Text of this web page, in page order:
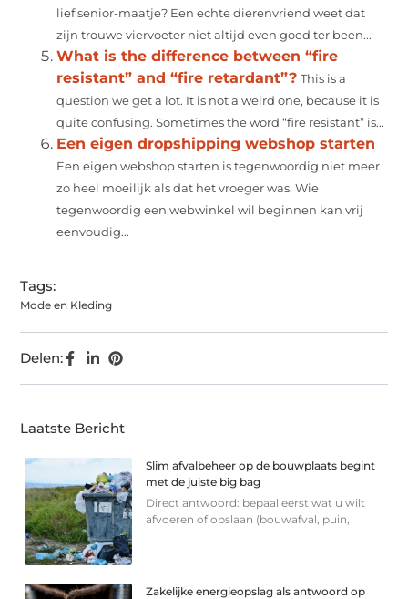
lief senior-maatje? Een echte dierenvriend weet dat
zijn trouwe viervoeter niet altijd even goed ter been...
What is the difference between “fire
resistant” and “fire retardant”? This is a
question we get a lot. It is not a weird one, because it is
quite confusing. Sometimes the word “fire resistant” is...
Een eigen dropshipping webshop starten
Een eigen webshop starten is tegenwoordig niet meer
zo heel moeilijk als dat het vroeger was. Wie
tegenwoordig een webwinkel wil beginnen kan vrij
eenvoudig...
Tags:
Mode en Kleding
Delen:
Laatste Bericht
Slim afvalbeheer op de bouwplaats begint
met de juiste big bag
Direct antwoord: bepaal eerst wat u wilt
afvoeren of opslaan (bouwafval, puin,
Zakelijke energieopslag als antwoord op